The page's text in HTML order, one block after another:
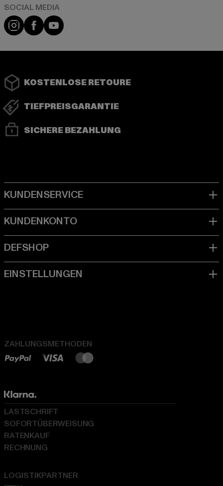
Instagram
FacebookYouTube
KOSTENLOSE RETOURE
TIEFPREISGARANTIE
SICHERE BEZAHLUNG
ZAHLUNGSMETHODEN
LOGISTIKPARTNER
LASTSCHRIFT
SOFORTÜBERWEISUNG
RATENKAUF
RECHNUNG